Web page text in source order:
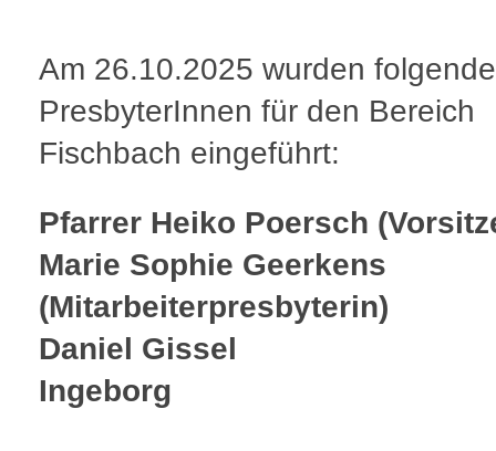
Am 26.10.2025 wurden folgende
PresbyterInnen für den Bereich
Fischbach eingeführt:
Pfarrer Heiko Poersch
Marie Sophie Geerkens
(Mitarbeiterpresbyterin)
Daniel Gissel
Ingeborg